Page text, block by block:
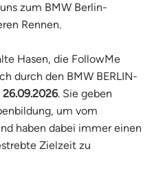
zum BMW Berlin-
Rennen.
Hasen, die FollowMe
durch den BMW BERLIN-
26.09.2026. Sie geben
um vom
haben dabei immer einen
Zielzeit zu